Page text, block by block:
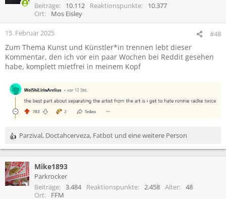
Beiträge 10.112 Reaktionspunkte
10.377
Ort
Mos Eisley
15. Februar 2025 #48
Zum Thema Kunst und Künstler*in trennen lebt dieser
Kommentar, den ich vor ein paar Wochen bei Reddit gesehen
habe, komplett mietfrei in meinem Kopf
R
e
k
t
i
Parzival, Doctahcerveza, Fatbot und eine weitere Person
Mike1893
Parkrocker
Beiträge
3.484 Reaktionspunkte 2.458 Alter
48
Ort
FFM